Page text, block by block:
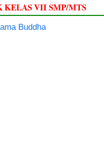
KELAS VII SMP/MTS
Buddha